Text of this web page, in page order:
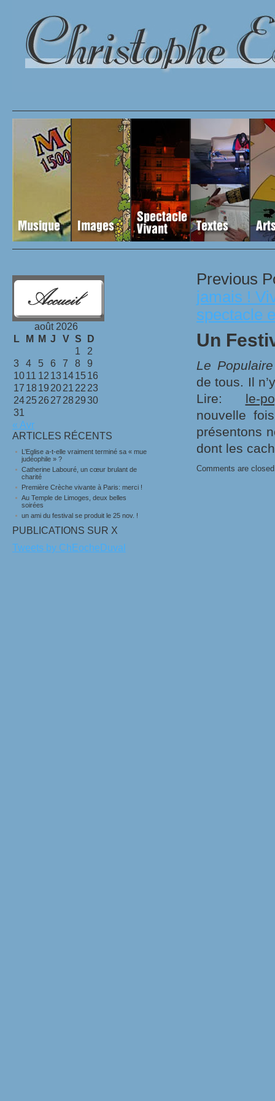
Previous
jamais !
spectacle
Un
Le
de tous. Il
Lire: le-
nouvelle
présentons
dont les
Comments are
août 2026
L
M M J V S
D
1
2
3
4 5 6 7 8
9
1011 12 13141516
17 1819 2021 22 23
242526 27 282930
31
« Avr
ARTICLES RÉCENTS
L’Eglise a-t-elle vraiment terminé sa « mue
judéophile » ?
Catherine Labouré, un cœur brulant de
charité
Première Crèche vivante à Paris: merci !
Au Temple de Limoges, deux belles
soirées
un ami du festival se produit le 25 nov. !
PUBLICATIONS SUR X
Tweets by ChEocheDuval